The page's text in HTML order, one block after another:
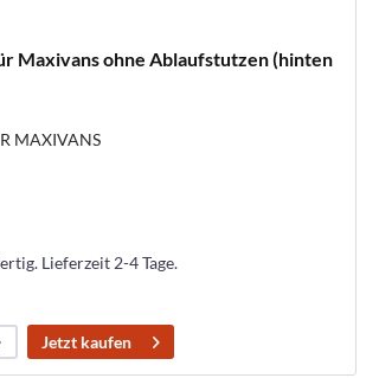
Maxivans ohne Ablaufstutzen (hinten
MAXIVANS
Lieferzeit 2-4 Tage.
Jetzt kaufen